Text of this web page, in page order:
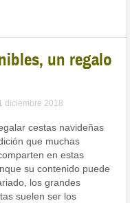
un regalo
diciembre 2018
cestas navideñas
que muchas
en estas
su contenido puede
los grandes
suelen ser los